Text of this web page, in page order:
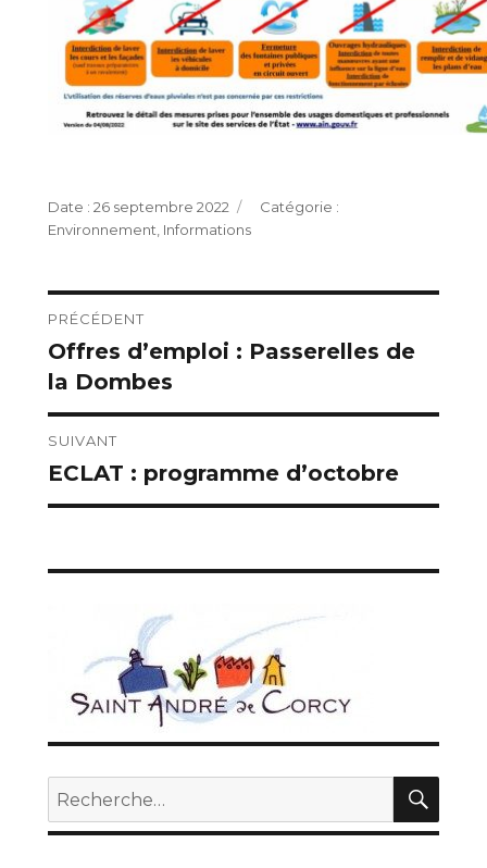
Publié
le
26 septembre 2022
Catégories
Environnement Informations
Navigation
de
l’article
PRÉCÉDENT
Publication
précédente :
Offres d’emploi : Passerelles de
la Dombes
SUIVANT
Publication
suivante :
ECLAT : programme d’octobre
Recherche
pour :